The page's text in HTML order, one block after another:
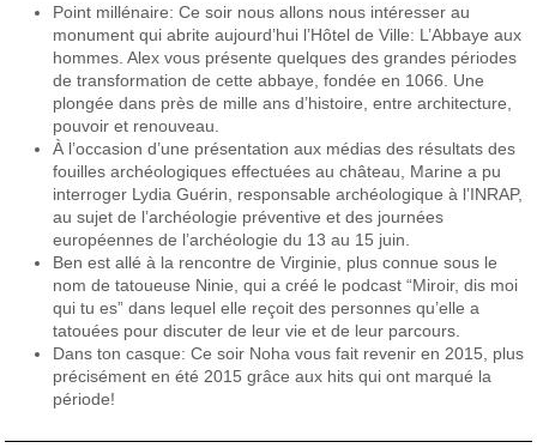
Point millénaire: Ce soir nous allons nous intéresser au
monument qui abrite aujourd’hui l’Hôtel de Ville: L’Abbaye aux
hommes. Alex vous présente quelques des grandes périodes
de transformation de cette abbaye, fondée en 1066. Une
plongée dans près de mille ans d’histoire, entre architecture,
pouvoir et renouveau.
À l’occasion d’une présentation aux médias des résultats des
fouilles archéologiques effectuées au château, Marine a pu
interroger Lydia Guérin, responsable archéologique à l’INRAP,
au sujet de l’archéologie préventive et des journées
européennes de l’archéologie du 13 au 15 juin.
Ben est allé à la rencontre de Virginie, plus connue sous le
nom de tatoueuse Ninie, qui a créé le podcast “Miroir, dis moi
qui tu es” dans lequel elle reçoit des personnes qu’elle a
tatouées pour discuter de leur vie et de leur parcours.
Dans ton casque: Ce soir Noha vous fait revenir en 2015, plus
précisément en été 2015 grâce aux hits qui ont marqué la
période!